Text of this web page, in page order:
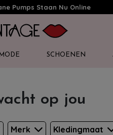
Pumps Staan Nu Online
SCHOENEN
op jou
Merk Kledingmaat